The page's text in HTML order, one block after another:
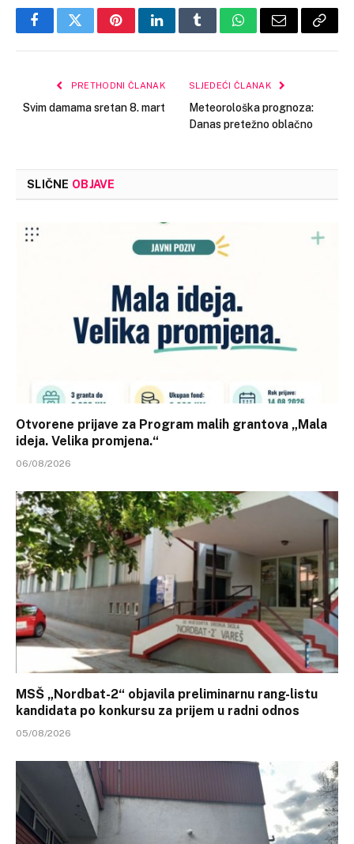
FacebookTwitterPinterestLinkedInTumblrWhatsApp
Email Copy
PRETHODNI ČLANAK
Svim damama sretan 8. mart
SLJEDEĆI ČLANAK
Meteorološka prognoza:
Danas pretežno oblačno
SLIČNE OBJAVE
Otvorene prijave za Program malih grantova „Mala
ideja. Velika promjena.“
06/08/2026
MSŠ „Nordbat-2“ objavila preliminarnu rang-listu
kandidata po konkursu za prijem u radni odnos
05/08/2026